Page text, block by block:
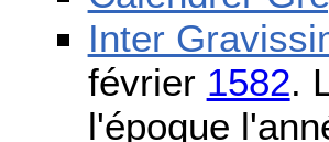
Inter
février 1582.
l'époque